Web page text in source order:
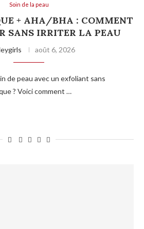
Soin de la peau
+ AHA/BHA : COMMENT
SANS IRRITER LA PEAU
août 6, 2026
de peau avec un exfoliant sans
? Voici comment …